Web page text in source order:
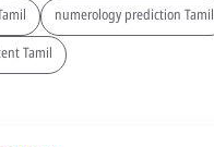
numerology prediction Tamil
Tamil